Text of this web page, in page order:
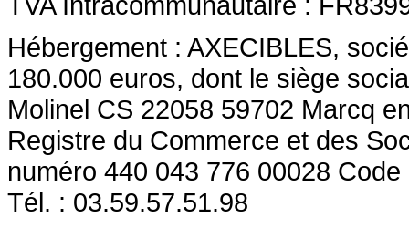
Hébergement : AXECIBLES,
180.000 euros, dont le siège
Molinel CS 22058 59702 Marcq
Registre du Commerce et des
numéro 440 043 776 00028
Tél. : 03.59.57.51.98